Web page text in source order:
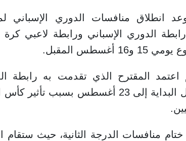
انطلاق منافسات الدوري الإسباني
بين رابطة الدوري الإسباني ورابطة لاعبي
المقبل.
اعتمد المقترح الذي تقدمت به رابطة
الإسباني، رافضًا طلب رابطة اللاعبين بتأجيل البداية إلى 23 أغسطس بسبب
منافسات الدرجة الثانية، حيث ستقام